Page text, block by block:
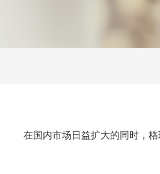
在国内市场日益扩大的同时，